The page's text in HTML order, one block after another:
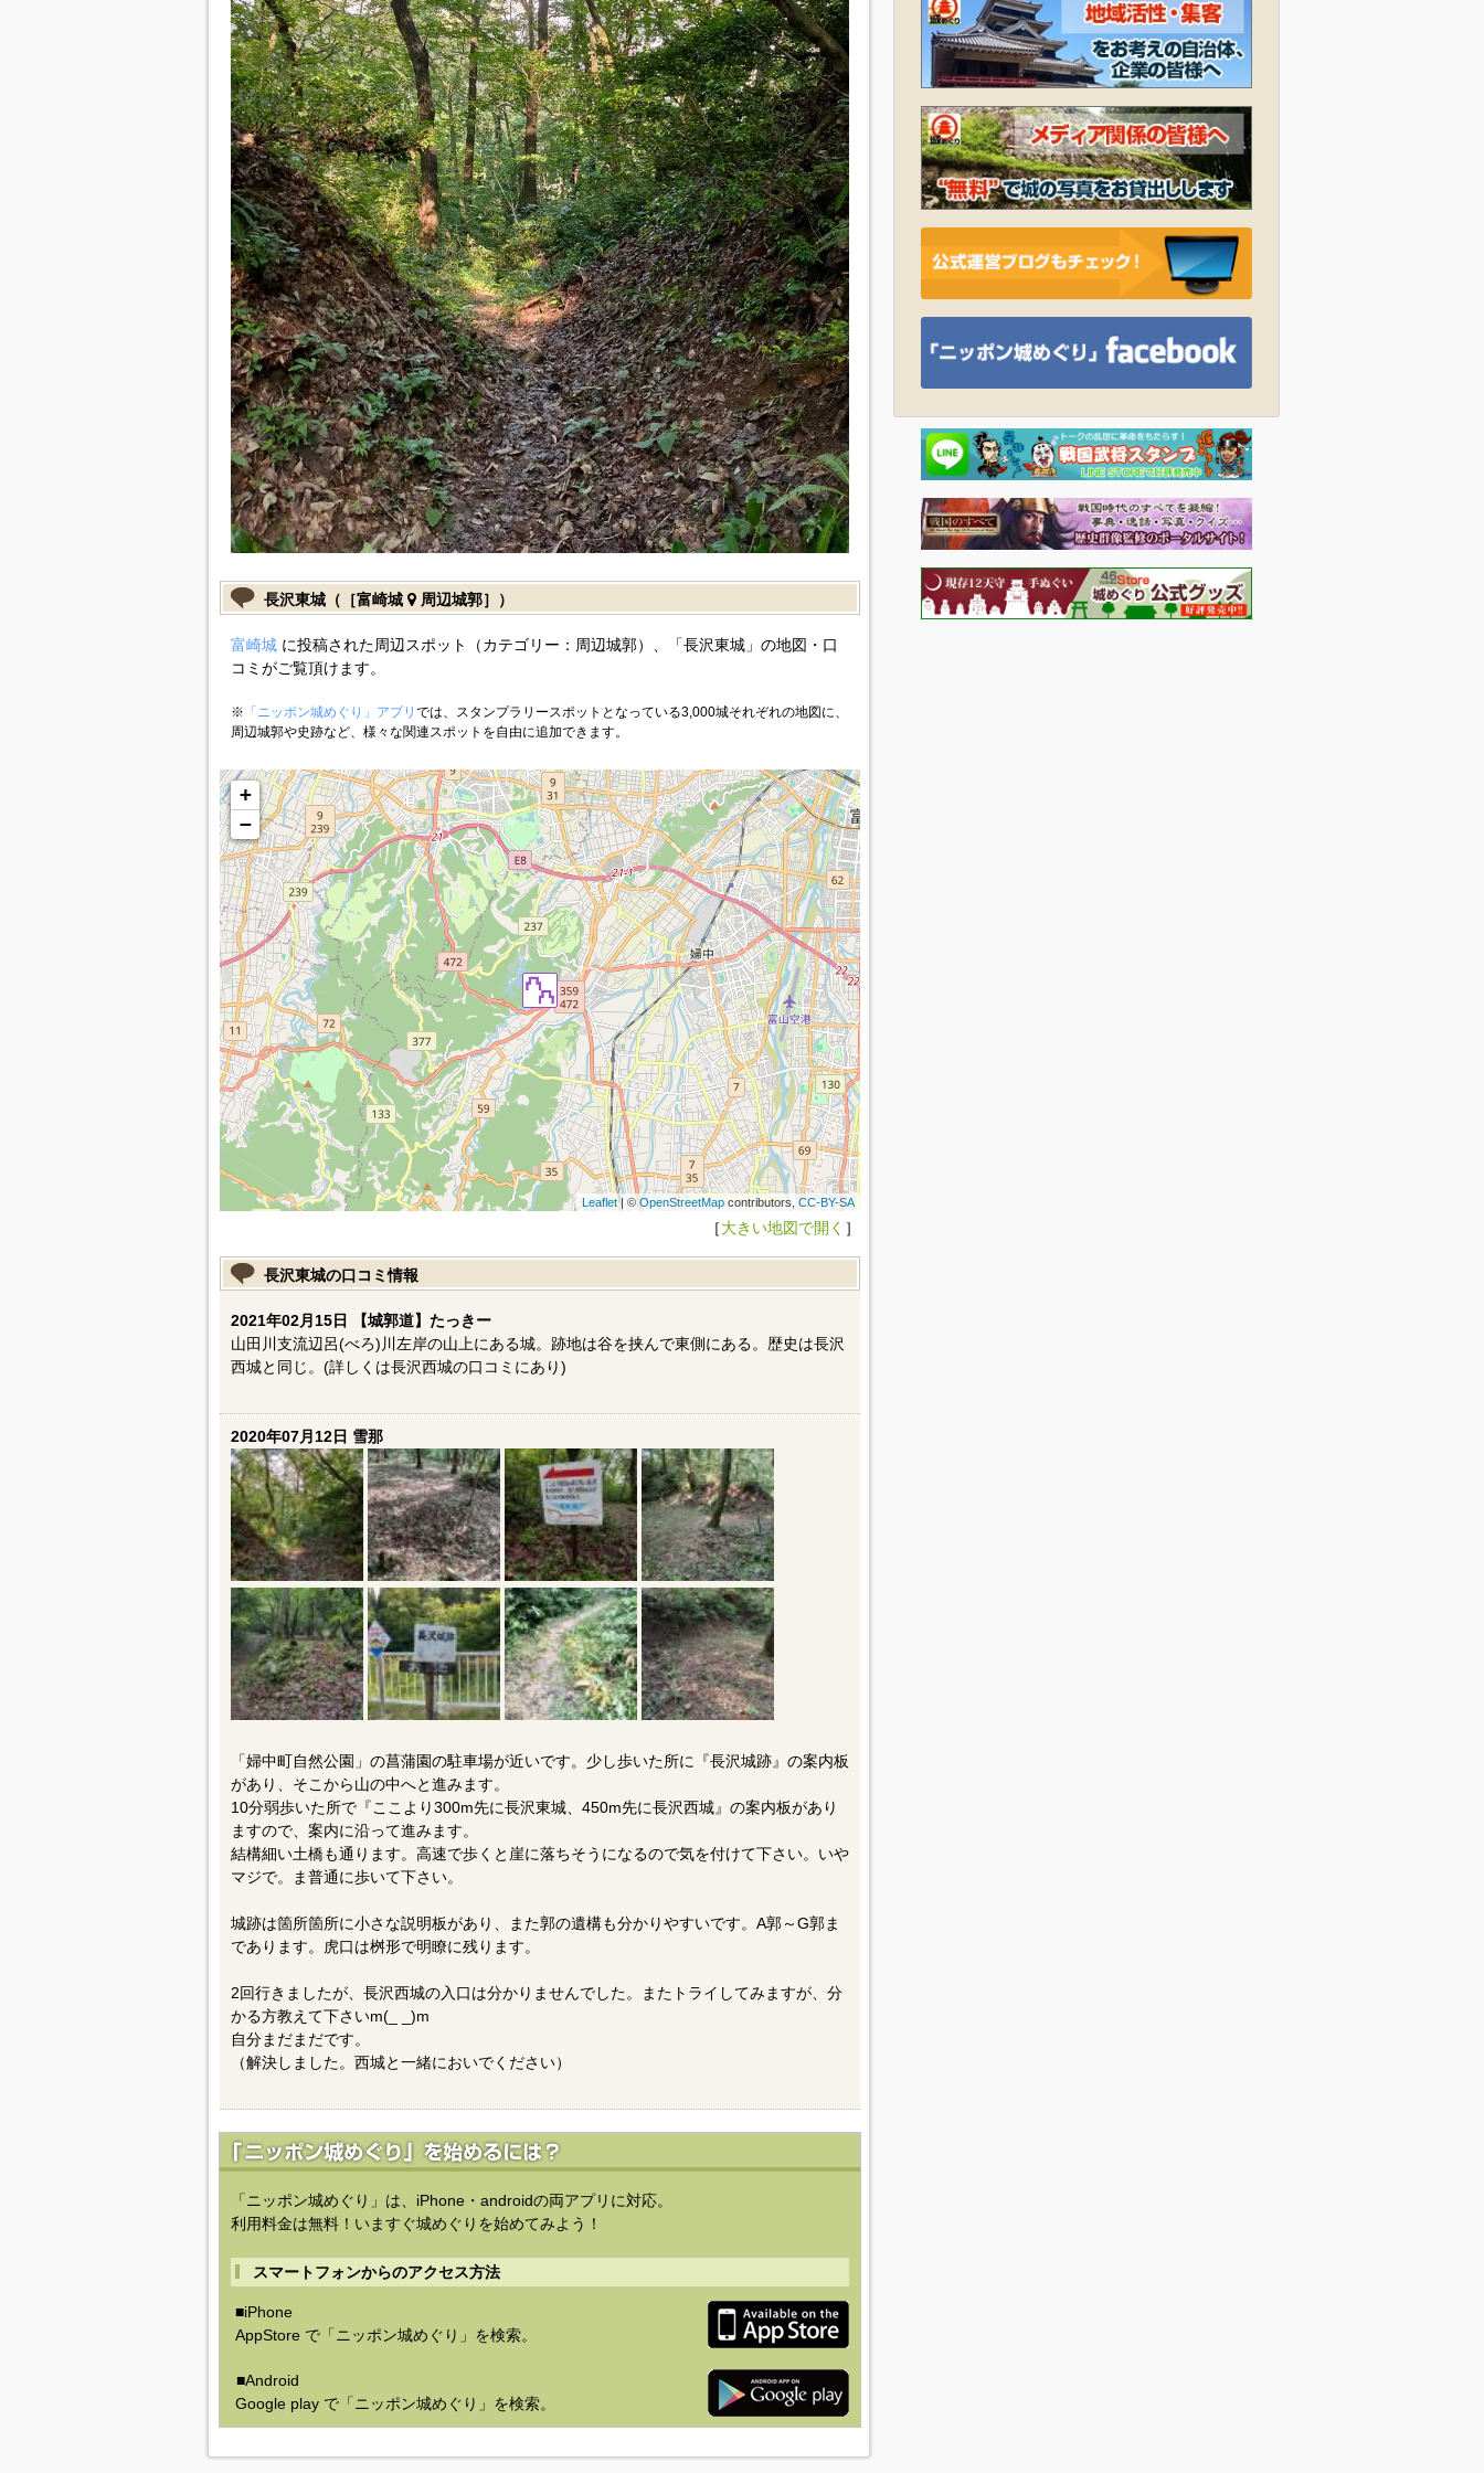
長沢東城（［富崎城 周辺城郭］）
富崎城に投稿された周辺スポット（カテゴリー：周辺城郭）、「長沢東城」の地図・口
コミがご覧頂けます。
※ 「ニッポン城めぐり」アプリ では、スタンプラリースポットとなっている3,000城それぞれの地図に、
周辺城郭や史跡など、様々な関連スポットを自由に追加できます。
+
−
Leaflet| ©OpenStreetMapcontributors, CC-BY-SA
［大きい地図で開く ］
長沢東城の口コミ情報
2021年02月15日 【城郭道】たっきー
山田川支流辺呂(べろ)川左岸の山上にある城。跡地は谷を挟んで東側にある。歴史は長沢
西城と同じ。(詳しくは長沢西城の口コミにあり)
2020年07月12日 雪那
「婦中町自然公園」の菖蒲園の駐車場が近いです。少し歩いた所に『長沢城跡』の案内板
があり、そこから山の中へと進みます。
10分弱歩いた所で『ここより300m先に長沢東城、450m先に長沢西城』の案内板があり
ますので、案内に沿って進みます。
結構細い土橋も通ります。高速で歩くと崖に落ちそうになるので気を付けて下さい。いや
マジで。ま普通に歩いて下さい。
城跡は箇所箇所に小さな説明板があり、また郭の遺構も分かりやすいです。A郭～G郭ま
であります。虎口は桝形で明瞭に残ります。
2回行きましたが、長沢西城の入口は分かりませんでした。またトライしてみますが、分
かる方教えて下さいm(_ _)m
自分まだまだです。
（解決しました。西城と一緒においでください）
「ニッポン城めぐり」は、iPhone・androidの両アプリに対応。
利用料金は無料！いますぐ城めぐりを始めてみよう！
スマートフォンからのアクセス方法
■iPhone
AppStore で「ニッポン城めぐり」を検索。
■Android
Google play で「ニッポン城めぐり」を検索。